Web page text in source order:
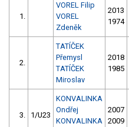
1.
VOREL Filip
VOREL
Zdeněk
2013
1974
2.
TATÍČEK
Přemysl
TATÍČEK
Miroslav
2018
1985
3. 1/U23
KONVALINKA
Ondřej
KONVALINKA
2007
2009